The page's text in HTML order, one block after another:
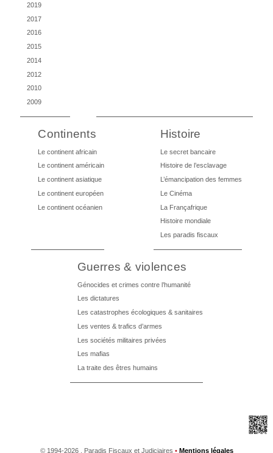
2019
2017
2016
2015
2014
2012
2010
2009
Continents
Le continent africain
Le continent américain
Le continent asiatique
Le continent européen
Le continent océanien
Histoire
Le secret bancaire
Histoire de l’esclavage
L’émancipation des femmes
Le Cinéma
La Françafrique
Histoire mondiale
Les paradis fiscaux
Guerres & violences
Génocides et crimes contre l’humanité
Les dictatures
Les catastrophes écologiques & sanitaires
Les ventes & trafics d’armes
Les sociétés militaires privées
Les mafias
La traite des êtres humains
©1994-2026 , Paradis Fiscaux et Judiciaires • Mentions légales